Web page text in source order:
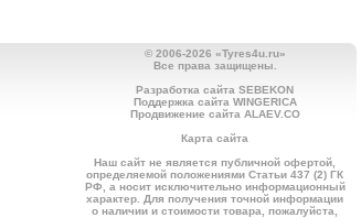
© 2006-2026 «Tyres4u.ru»
Все права защищены.
Разработка сайта SEBEKON
Поддержка сайта WINGERICA
Продвижение сайта ALAEV.CO
Карта сайта
Наш сайт не является публичной офертой,
определяемой положениями Статьи 437 (2) ГК
РФ, а носит исключительно информационный
характер. Для получения точной информации
о наличии и стоимости товара, пожалуйста,